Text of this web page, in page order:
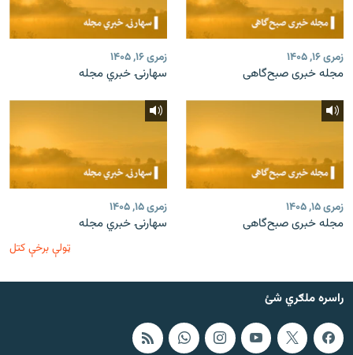
زمری ۱۶, ۱۴۰۵
مجله خبری صبح‌گاهی
زمری ۱۶, ۱۴۰۵
سهارنۍ خبري مجله
زمری ۱۵, ۱۴۰۵
مجله خبری صبح‌گاهی
زمری ۱۵, ۱۴۰۵
سهارنۍ خبري مجله
ټولې برخې کتل
راسره ملګري شئ